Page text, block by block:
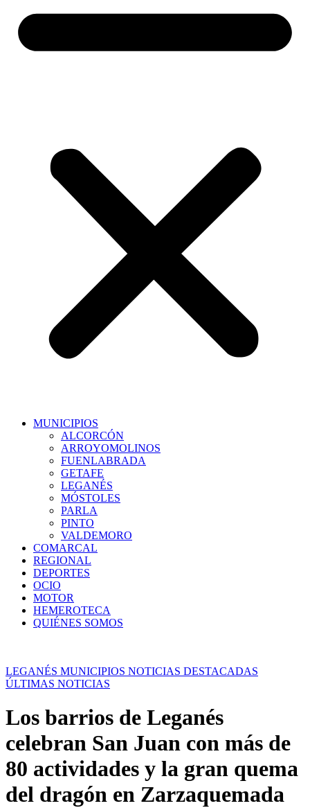
MUNICIPIOS
ALCORCÓN
ARROYOMOLINOS
FUENLABRADA
GETAFE
LEGANÉS
MÓSTOLES
PARLA
PINTO
VALDEMORO
COMARCAL
REGIONAL
DEPORTES
OCIO
MOTOR
HEMEROTECA
QUIÉNES SOMOS
LEGANÉS MUNICIPIOS NOTICIAS DESTACADAS
ÚLTIMAS NOTICIAS
Los barrios de Leganés
celebran San Juan con más de
80 actividades y la gran quema
del dragón en Zarzaquemada